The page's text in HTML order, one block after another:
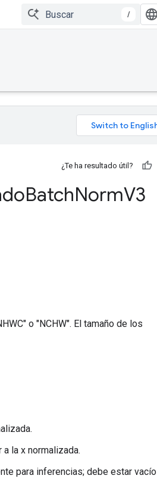
/
¿Te ha resultado útil?
BatchNormV3
o "NCHW". El tamaño de los
la x normalizada.
para inferencias; debe estar vacío